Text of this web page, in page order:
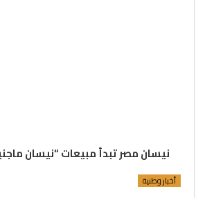
نيسان مصر تبدأ مبيعات “نيسان
أخبار وطنية